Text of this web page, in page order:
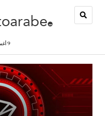
9 أغسطس، 2026